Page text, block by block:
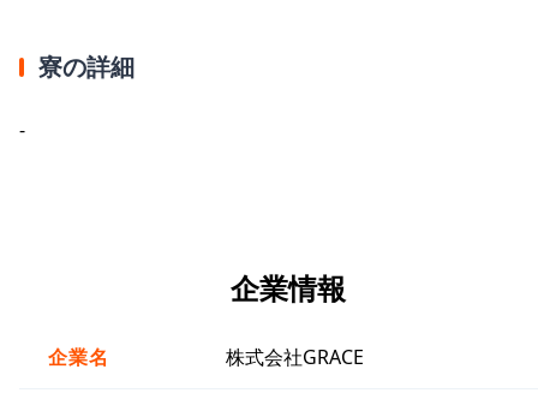
寮の詳細
-
企業情報
企業名 株式会社GRACE